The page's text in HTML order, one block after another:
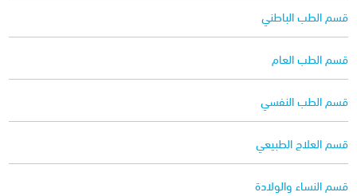
قسم الطب الباطني
قسم الطب العام
قسم الطب النفسي
قسم العلاج الطبيعي
قسم النساء والولادة